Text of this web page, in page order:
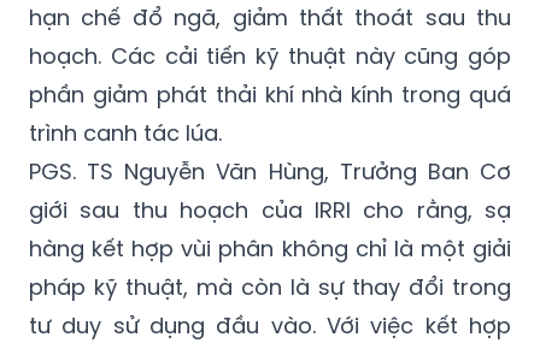
hạn chế đổ ngã, giảm thất thoát sau thu
hoạch. Các cải tiến kỹ thuật này cũng góp
phần giảm phát thải khí nhà kính trong quá
trình canh tác lúa.
PGS. TS Nguyễn Văn Hùng, Trưởng Ban Cơ
giới sau thu hoạch của IRRI cho rằng, sạ
hàng kết hợp vùi phân không chỉ là một giải
pháp kỹ thuật, mà còn là sự thay đổi trong
tư duy sử dụng đầu vào. Với việc kết hợp